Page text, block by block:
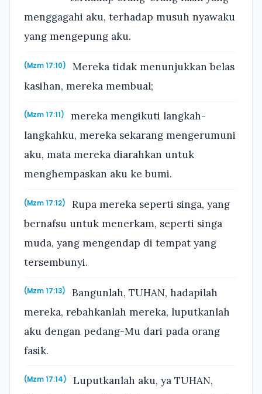
menggagahi aku, terhadap musuh nyawaku
yang mengepung aku.
(Mzm 17:10)
Mereka tidak menunjukkan belas
kasihan, mereka membual;
(Mzm 17:11)
mereka mengikuti langkah-
langkahku, mereka sekarang mengerumuni
aku, mata mereka diarahkan untuk
menghempaskan aku ke bumi.
(Mzm 17:12)
Rupa mereka seperti singa, yang
bernafsu untuk menerkam, seperti singa
muda, yang mengendap di tempat yang
tersembunyi.
(Mzm 17:13)
Bangunlah, TUHAN, hadapilah
mereka, rebahkanlah mereka, luputkanlah
aku dengan pedang-Mu dari pada orang
fasik.
(Mzm 17:14)
Luputkanlah aku, ya TUHAN,